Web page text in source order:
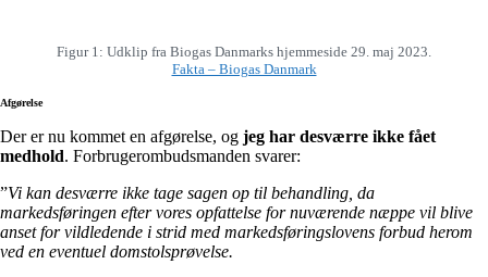
Figur 1: Udklip fra Biogas Danmarks hjemmeside 29. maj 2023.
Fakta – Biogas Danmark
Afgørelse
Der er nu kommet en afgørelse, og jeg har desværre ikke fået
medhold. Forbrugerombudsmanden svarer:
”Vi kan desværre ikke tage sagen op til behandling, da
markedsføringen efter vores opfattelse for nuværende næppe vil blive
anset for vildledende i strid med markedsføringslovens forbud herom
ved en eventuel domstolsprøvelse.